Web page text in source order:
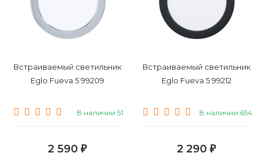
Встраиваемый светильник
Eglo Fueva 5 99209
В наличии 51
2 590 ₽
Встраиваемый светильник
Eglo Fueva 5 99212
В наличии 654
2 290 ₽